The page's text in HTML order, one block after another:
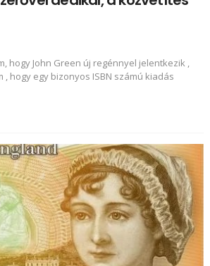
hogy John Green új regénnyel jelentkezik ,
hogy egy bizonyos ISBN számú kiadás